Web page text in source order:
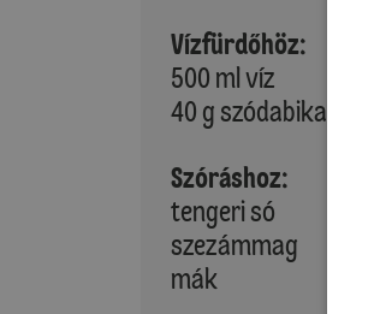
Vízfürdőhöz:
500 ml víz
40 g szódabikarbóna
Szóráshoz:
tengeri só
szezámmag
mák